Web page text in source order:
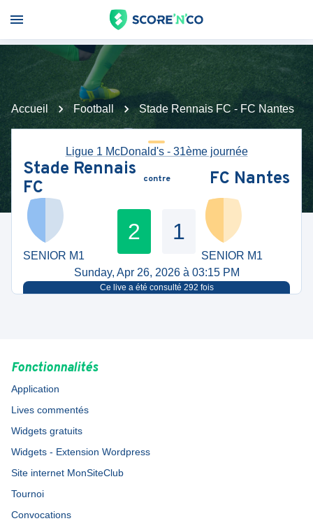
Accueil Football Stade Rennais FC - FC Nantes
Ligue 1 McDonald's - 31ème journée
Stade Rennais
FC
contre FC Nantes
SENIOR M1
2 1
SENIOR M1
Sunday, Apr 26, 2026 à 03:15 PM
Ce live a été consulté 292 fois
Fonctionnalités
Application
Lives commentés
Widgets gratuits
Widgets - Extension Wordpress
Site internet MonSiteClub
Tournoi
Convocations